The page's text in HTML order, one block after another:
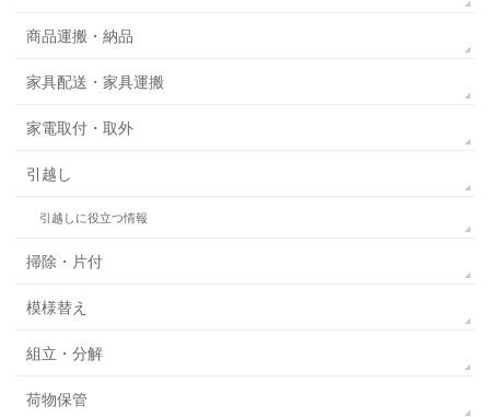
商品運搬・納品
家具配送・家具運搬
家電取付・取外
引越し
引越しに役立つ情報
掃除・片付
模様替え
組立・分解
荷物保管